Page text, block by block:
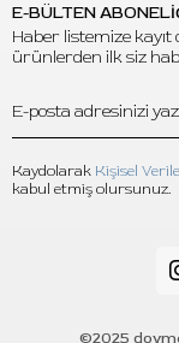
E-BÜLTEN
Haber listemize
ürünlerden ilk siz
Kaydolarak Kişisel
kabul etmiş olursunuz.
©2025